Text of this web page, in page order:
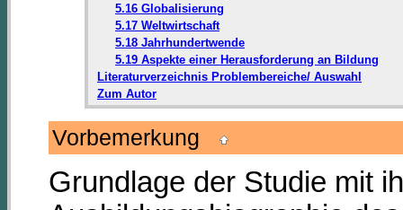
5.16 Globalisierung
5.17 Weltwirtschaft
5.18 Jahrhundertwende
5.19 Aspekte einer Herausforderung an Bildung
Literaturverzeichnis Problembereiche/ Auswahl
Zum Autor
Vorbemerkung
Grundlage der Studie mit